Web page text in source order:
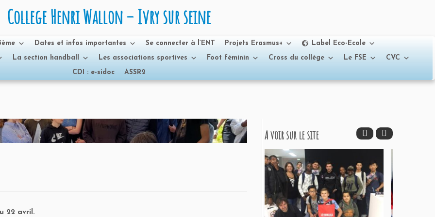
College Henri Wallon – Ivry sur seine
Dates et infos importantes Se connecter à l’ENT Projets Erasmus+
Label Eco-Ecole
La section handball Les associations sportives Foot féminin Cross du collège Le FSE
CVC
CDI : e-sidoc
ASSR2
22 avril.
A voir sur le site